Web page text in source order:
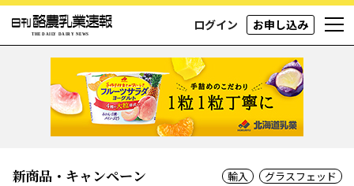
ログイン お申し込み
新商品・キャンペーン 輸入 グラスフェッド